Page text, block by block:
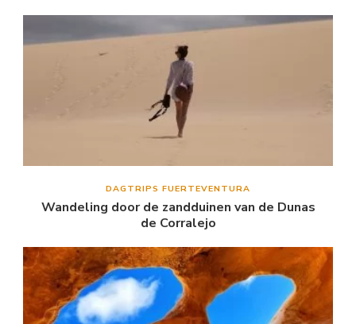
DAGTRIPS FUERTEVENTURA
Wandeling door de zandduinen van de Dunas
de Corralejo